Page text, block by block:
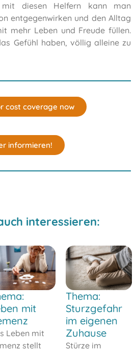
mit diesen Helfern kann man
entgegenwirken und den Alltag
mehr Leben und Freude füllen.
Gefühl haben, völlig alleine zu
cost coverage now
informieren!
interessieren:
mit
Leben mit
stellt
Thema:
Sturzgefahr
im eigenen
Zuhause
Stürze im